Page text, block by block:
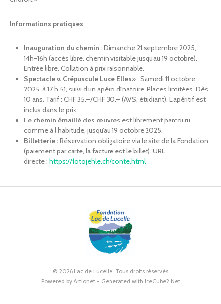
Informations pratiques
Inauguration du chemin : Dimanche 21 septembre 2025,
14h–16h (accès libre, chemin visitable jusqu’au 19 octobre).
Entrée libre. Collation à prix raisonnable.
Spectacle « Crépuscule Luce Elles» : Samedi 11 octobre
2025, à 17 h 51, suivi d’un apéro dînatoire. Places limitées. Dès
10 ans. Tarif : CHF 35.–/CHF 30.– (AVS, étudiant). L’apéritif est
inclus dans le prix.
Le chemin émaillé des œuvres est librement parcouru,
comme à l’habitude, jusqu’au 19 octobre 2025.
Billetterie :Réservation obligatoire via le site de la Fondation
(paiement par carte, la facture est le billet). URL
directe : https://fotojehle.ch/conte.html
© 2026 Lac de Lucelle. Tous droits réservés
Powered by Artionet- Generated with IceCube2.Net